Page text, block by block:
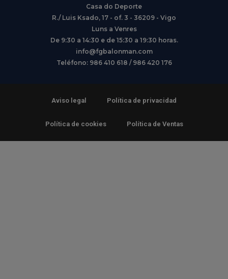
Casa do Deporte
R./ Luis Ksado, 17 - of. 3 - 36209 - Vigo
Luns a Venres
De 9:30 a 14:30 e de 15:30 a 19:30 horas.
info@fgbalonman.com
Teléfono: 986 410 618 / 986 420 176
Aviso legal Política de privacidad
Política de cookies Política de Ventas